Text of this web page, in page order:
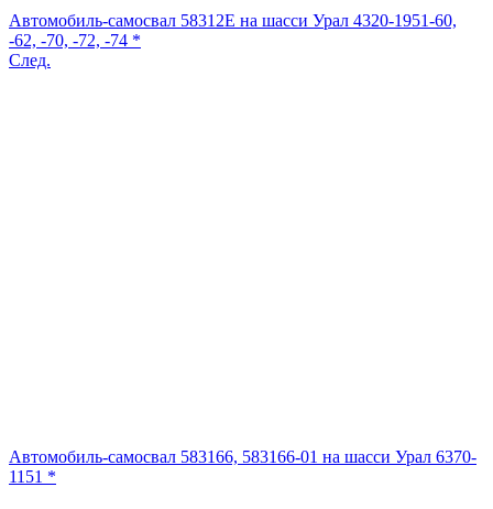
Автомобиль-самосвал 58312E на шасси Урал 4320-1951-60,
-62, -70, -72, -74 *
След.
Автомобиль-самосвал 583166, 583166-01 на шасси Урал 6370-
1151 *